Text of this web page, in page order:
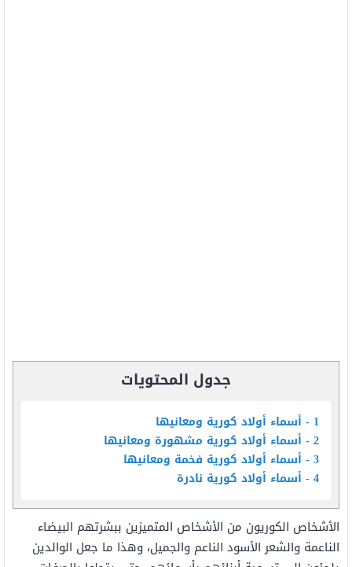
جدول المحتويات
1
أسماء أولاد كورية ومعانيها
2 أسماء أولاد كورية مشهورة ومعانيها
3 أسماء أولاد كورية فخمة ومعانيها
4 أسماء أولاد كورية نادرة
الأشخاص الكوريون من الأشخاص المتميزين ببشرتهم البيضاء
الناعمة والشعر الأسود الناعم والجميل، وهذا ما جعل الوالدين